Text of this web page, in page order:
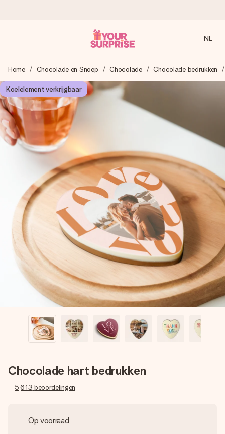
We maken jouw cadeau met zorg en zorgen dat het
razendsnel onderweg is - zodat jij kunt geven op precies
het juiste moment, wanneer het het meeste betekent.
4,8 (gebaseerd op +8.000 reviews)
Onze cadeaus worden gewaardeerd. Klanten beoordelen
ons met een 4,7 op Google Reviews
Gratis wenskaartje
Je maakt in een paar stappen iets unieks – met haar naam,
jullie foto of een boodschap die raakt. Zonder gedoe, maar
met alle aandacht voor het moment.
NL
Home Chocolade en Snoep Chocolade Chocolade bedrukken
Koelelement verkrijgbaar
Chocolade hart bedrukken
5,613 beoordelingen
Op voorraad